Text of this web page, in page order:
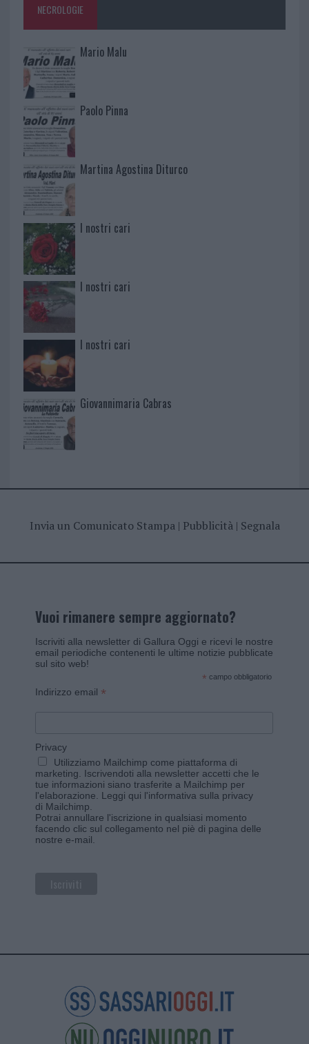
NECROLOGIE
Mario Malu
Paolo Pinna
Martina Agostina Diturco
I nostri cari
I nostri cari
I nostri cari
Giovannimaria Cabras
Invia un Comunicato Stampa| Pubblicità| Segnala
Vuoi rimanere sempre aggiornato?
Iscriviti alla newsletter di Gallura Oggi e ricevi le nostre
email periodiche contenenti le ultime notizie pubblicate
sul sito web!
* campo obbligatorio
Indirizzo email *
Privacy
Utilizziamo Mailchimp come piattaforma di
marketing. Iscrivendoti alla newsletter accetti che le
tue informazioni siano trasferite a Mailchimp per
l'elaborazione. Leggi qui l'informativa sulla privacy
di Mailchimp
Potrai annullare l'iscrizione in qualsiasi momento
facendo clic sul collegamento nel piè di pagina delle
nostre e-mail.